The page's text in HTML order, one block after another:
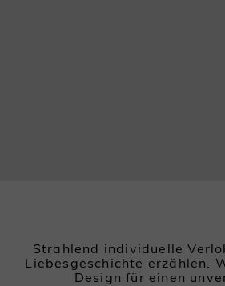
Strahlend individuelle
Liebesgeschichte erzählen.
Design für einen